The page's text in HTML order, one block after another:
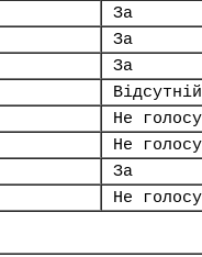
За
За
За
Відсутній
Не
Не
За
Не